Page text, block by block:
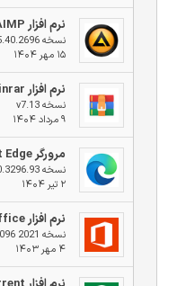
نرم افزار AIMP
نسخه v5.40.2696
۱۵ مهر ۱۴۰۴
نرم افزار Winrar
نسخه v7.13
۹ مرداد ۱۴۰۴
مرورگر Microsoft Edge
نسخه v137.0.3296.93
۲ تیر ۱۴۰۴
نرم افزار Microsoft Office
نسخه 2021 VL v2409 Build 18025.20096
۴ مهر ۱۴۰۳